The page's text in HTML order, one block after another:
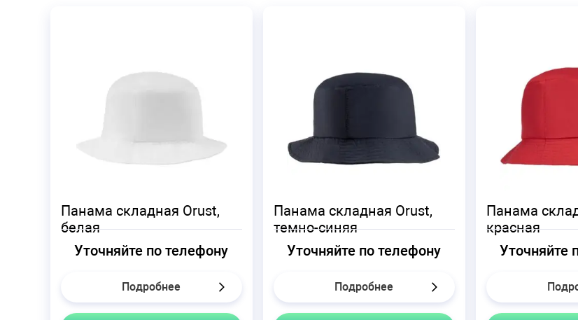
Панама складная Orust,
белая
Уточняйте по телефону
Подробнее
Панама складная Orust,
темно-синяя
Уточняйте по телефону
Подробнее
Панама
красная
Уточняйте